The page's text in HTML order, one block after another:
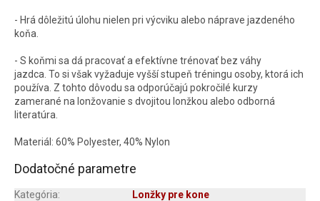
- Hrá dôležitú úlohu nielen pri výcviku alebo náprave jazdeného
koňa.
- S koňmi sa dá pracovať a efektívne trénovať bez váhy
jazdca. To si však vyžaduje vyšší stupeň tréningu osoby, ktorá ich
používa. Z tohto dôvodu sa odporúčajú pokročilé kurzy
zamerané na lonžovanie s dvojitou lonžkou alebo odborná
literatúra.
Materiál: 60% Polyester, 40% Nylon
Dodatočné parametre
Kategória:
Lonžky pre kone